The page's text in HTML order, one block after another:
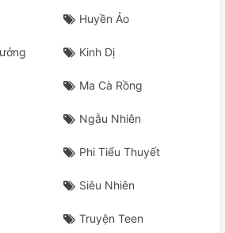
Huyền Ảo
Kinh Dị
Ma Cà Rồng
Ngẫu Nhiên
Phi Tiểu Thuyết
Siêu Nhiên
Truyện Teen